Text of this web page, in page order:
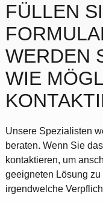
FÜLLEN
WERDEN
WIE
Unsere Spezialisten
beraten. Wenn Sie
kontaktieren, um
geeigneten Lösung
irgendwelche